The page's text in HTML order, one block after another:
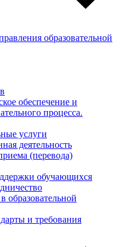
образовательной
обеспечение и
процесса.
услуги
деятельность
(перевода)
обучающихся
образовательной
и требования